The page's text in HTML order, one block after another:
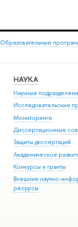
Образовательные
НАУКА
Научные
Исследовательские
Мониторинги
Диссертационные
Защиты диссертаций
Академическое
Конкурсы и гранты
Внешние научно-
ресурсы